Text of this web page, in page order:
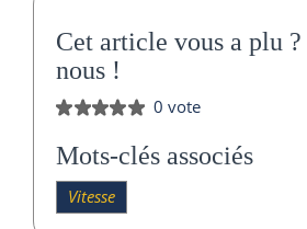
Cet article vous a plu ?
nous !
0 vote
Mots-clés associés
Vitesse